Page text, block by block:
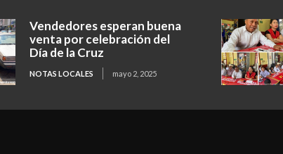
Vendedores esperan buena
venta por celebración del
Día de la Cruz
NOTAS LOCALES mayo 2, 2025